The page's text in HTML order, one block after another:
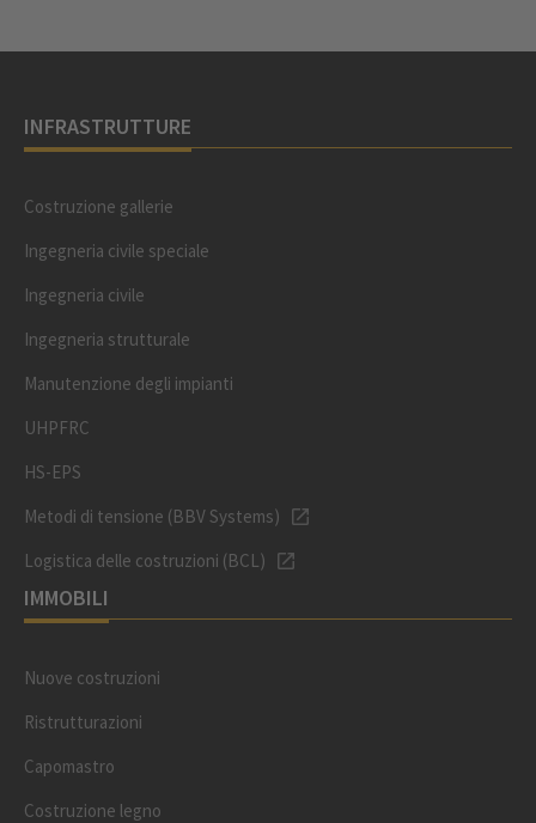
INFRASTRUTTURE
Costruzione gallerie
Ingegneria civile speciale
Ingegneria civile
Ingegneria strutturale
Manutenzione degli impianti
UHPFRC
HS-EPS
Metodi di tensione (BBV Systems)
Logistica delle costruzioni (BCL)
IMMOBILI
Nuove costruzioni
Ristrutturazioni
Capomastro
Costruzione legno